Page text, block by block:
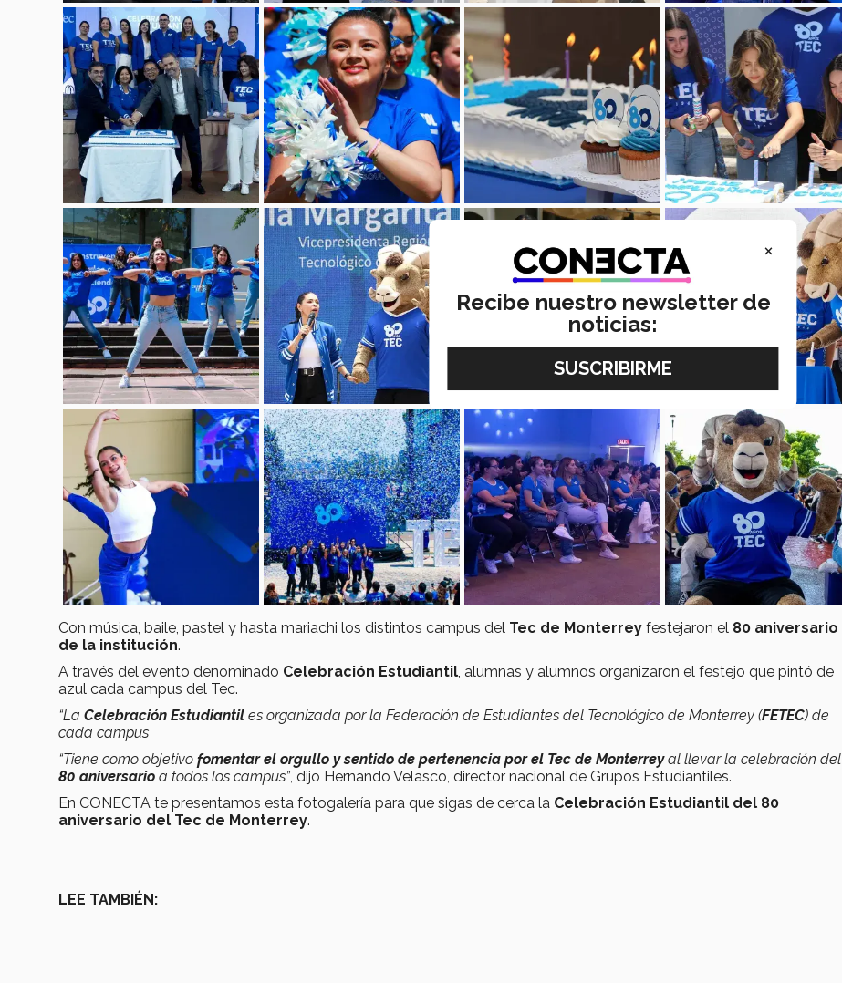
Con música, baile, pastel y hasta mariachi los distintos campus del Tec de Monterrey festejaron el 80 aniversario
de la institución.
A través del evento denominado Celebración Estudiantil, alumnas y alumnos organizaron el festejo que pintó de
azul cada campus del Tec.
“La Celebración Estudiantil es organizada por la Federación de Estudiantes del Tecnológico de Monterrey (FETEC) de
cada campus
“Tiene como objetivo fomentar el orgullo y sentido de pertenencia por el Tec de Monterreyal llevar la celebración del
80 aniversario a todos los campus”, dijo Hernando Velasco, director nacional de Grupos Estudiantiles.
En CONECTA te presentamos esta fotogalería para que sigas de cerca la Celebración Estudiantil del 80
aniversario del Tec de Monterrey.
LEE TAMBIÉN:
×
Recibe nuestro newsletter de
noticias: